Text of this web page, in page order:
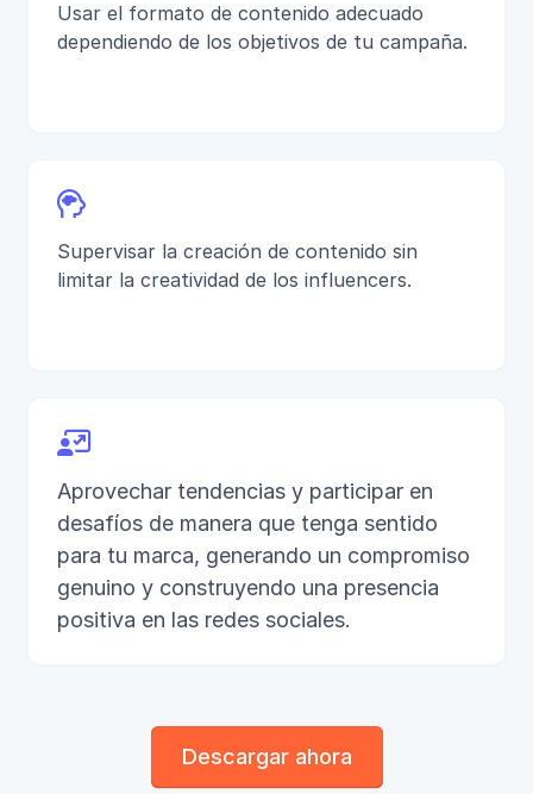
Usar el formato de contenido adecuado
dependiendo de los objetivos de tu campaña.

Supervisar la creación de contenido sin
limitar la creatividad de los influencers.

Aprovechar tendencias y participar en
desafíos de manera que tenga sentido
para tu marca, generando un compromiso
genuino y construyendo una presencia
positiva en las redes sociales.
Descargar ahora